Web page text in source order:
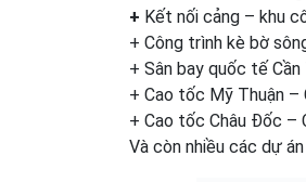
+ Kết nối cảng – khu
+ Công trình kè bờ
+ Sân bay quốc tế Cần
+ Cao tốc Mỹ Thuận –
+ Cao tốc Châu Đốc –
Và còn nhiều các dự